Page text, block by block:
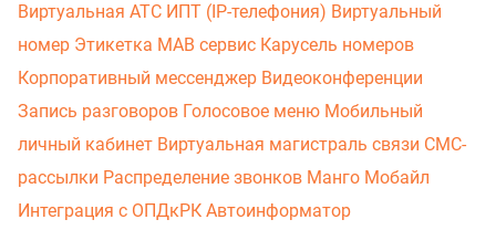
Виртуальная АТС ИПТ (IP-телефония) Виртуальный
номер Этикетка МАВ сервис Карусель номеров
Корпоративный мессенджер Видеоконференции
Запись разговоров Голосовое меню Мобильный
личный кабинет Виртуальная магистраль связи СМС-
рассылки Распределение звонков Манго Мобайл
Интеграция с ОПДкРК Автоинформатор